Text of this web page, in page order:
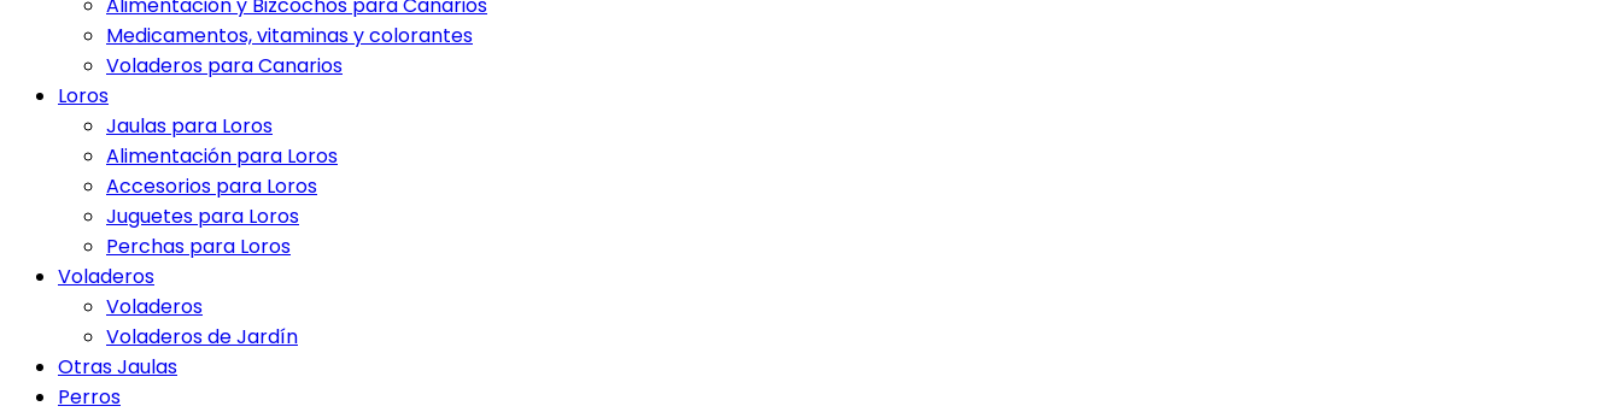
Medicamentos, vitaminas y colorantes
Voladeros para Canarios
Loros
Jaulas para Loros
Alimentación para Loros
Accesorios para Loros
Juguetes para Loros
Perchas para Loros
Voladeros
Voladeros
Voladeros de Jardín
Otras Jaulas
Perros